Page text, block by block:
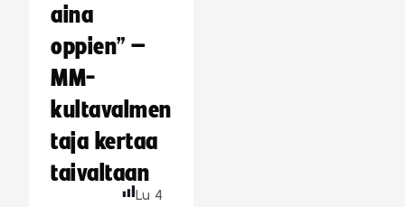
aina
oppien” –
MM-
kultavalmen
taja kertaa
taivaltaan
Lu 4